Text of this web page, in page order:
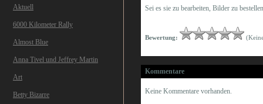
Aktuell
6000 Kilometer Rally
Almost Blue
Anna Tivel und Jeffrey Martin
Art
Betty Bizarre
Sei es sie zu bearbeiten, Bilder zu
Bewertung:
Kommentare
Keine Kommentare vorhanden.